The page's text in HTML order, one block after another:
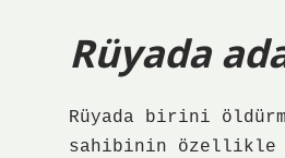
Rüyada
Rüyada birini
sahibinin özellikle